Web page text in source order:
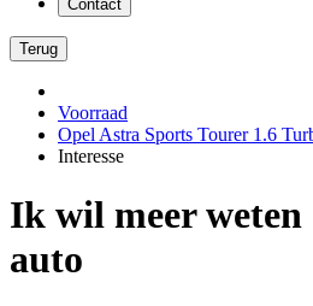
Contact
Terug
Voorraad
Opel Astra Sports Tourer 1.6
Interesse
Ik wil meer weten
auto